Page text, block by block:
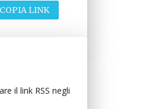
COPIA LINK
il link RSS negli